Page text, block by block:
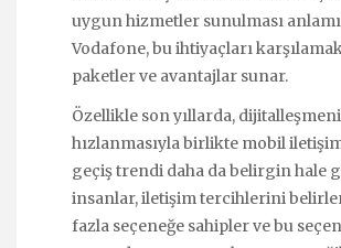
uygun hizmetler sunulması
Vodafone, bu ihtiyaçları
paketler ve avantajlar sunar.
Özellikle son yıllarda,
hızlanmasıyla birlikte mobil
geçiş trendi daha da belirgin hale
insanlar, iletişim tercihlerini
fazla seçeneğe sahipler ve bu